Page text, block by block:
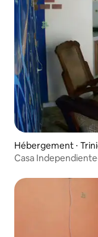
Hébergement ⋅
Casa